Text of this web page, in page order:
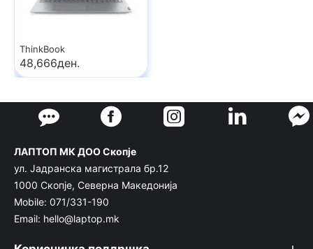
ThinkBook
48,666ден.
ЛАПТОП МК ДОО Скопје
ул. Јадранска магистрала бр.12
1000 Скопје, Северна Македонија
Mobile: 071/331-190
Email: hello@laptop.mk